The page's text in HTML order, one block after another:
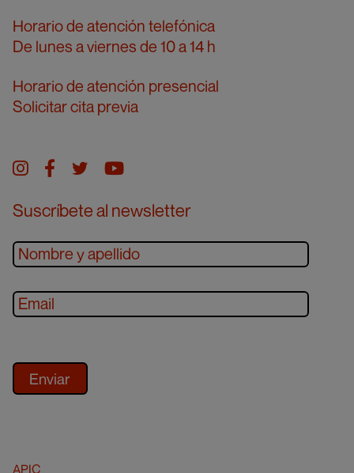
Horario de atención telefónica
De lunes a viernes de 10 a 14 h
Horario de atención presencial
Solicitar cita previa
Instagram
facebook
twitteryoutube
Suscríbete al newsletter
APIC